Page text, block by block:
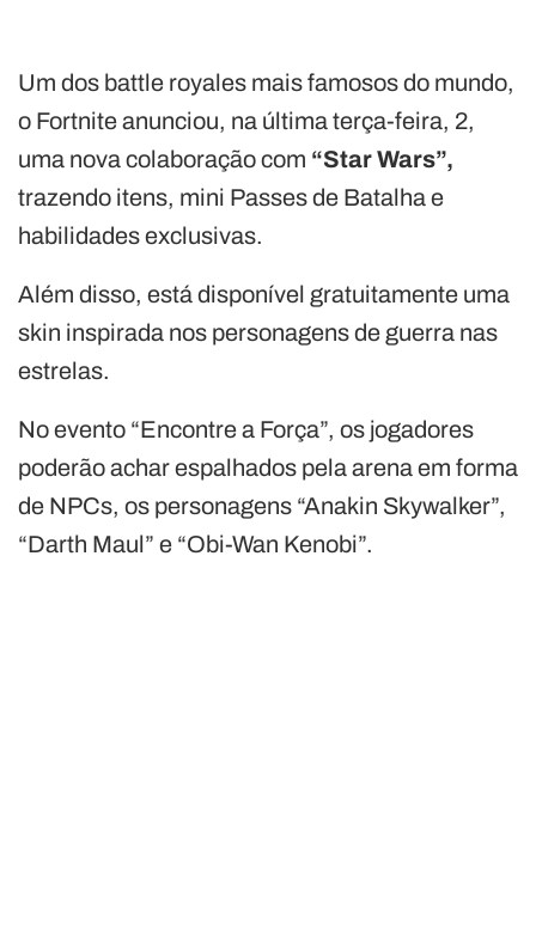
Um dos battle royales mais famosos do mundo,
o Fortnite anunciou, na última terça-feira, 2,
uma nova colaboração com “Star Wars”,
trazendo itens, mini Passes de Batalha e
habilidades exclusivas.
Além disso, está disponível gratuitamente uma
skin inspirada nos personagens de guerra nas
estrelas.
No evento “Encontre a Força”, os jogadores
poderão achar espalhados pela arena em forma
de NPCs, os personagens “Anakin Skywalker”,
“Darth Maul” e “Obi-Wan Kenobi”.